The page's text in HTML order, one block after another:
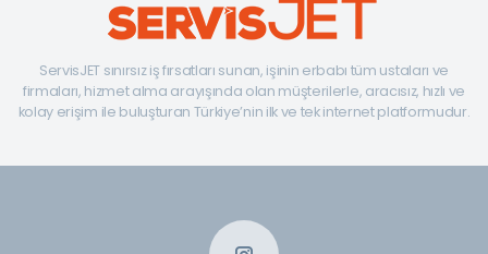
ServisJET sınırsız iş fırsatları sunan, işinin erbabı tüm ustaları ve
firmaları, hizmet alma arayışında olan müşterilerle, aracısız, hızlı ve
kolay erişim ile buluşturan Türkiye’nin ilk ve tek internet platformudur.